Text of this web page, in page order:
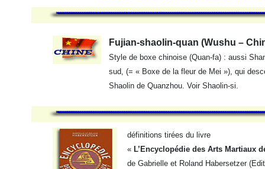
Fujian-shaolin-quan (Wushu –
Style de boxe chinoise (Quan-fa) : aussi
sud, (= « Boxe de la fleur de Mei »), qui
Shaolin de Quanzhou. Voir Shaolin-si.
définitions tirées du livre
« L’Encyclopédie des Arts Martiaux
de Gabrielle et Roland Habersetzer